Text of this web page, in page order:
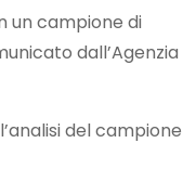
un campione di
dall’Agenzia
del campione